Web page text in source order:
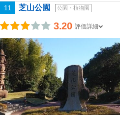
11 芝山公園 公園・植物園
3.20 評価詳細